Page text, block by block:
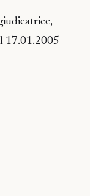
17.01.2005